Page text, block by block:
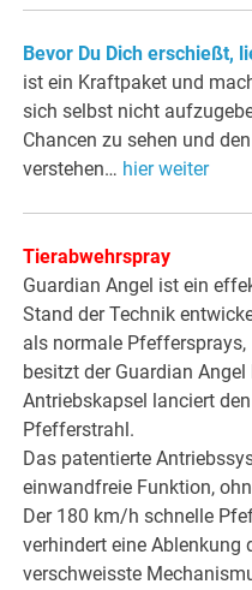
Bevor Du Dich erschießt,
ist ein Kraftpaket und
sich selbst nicht
Chancen zu sehen und
verstehen… hier weiter
Tierabwehrspray
Guardian Angel ist ein
Stand der Technik
als normale Pfeffersprays,
besitzt der Guardian
Antriebskapsel lanciert
Pfefferstrahl.
Das patentierte
einwandfreie Funktion,
Der 180 km/h schnelle
verhindert eine Ablenkung
verschweisste